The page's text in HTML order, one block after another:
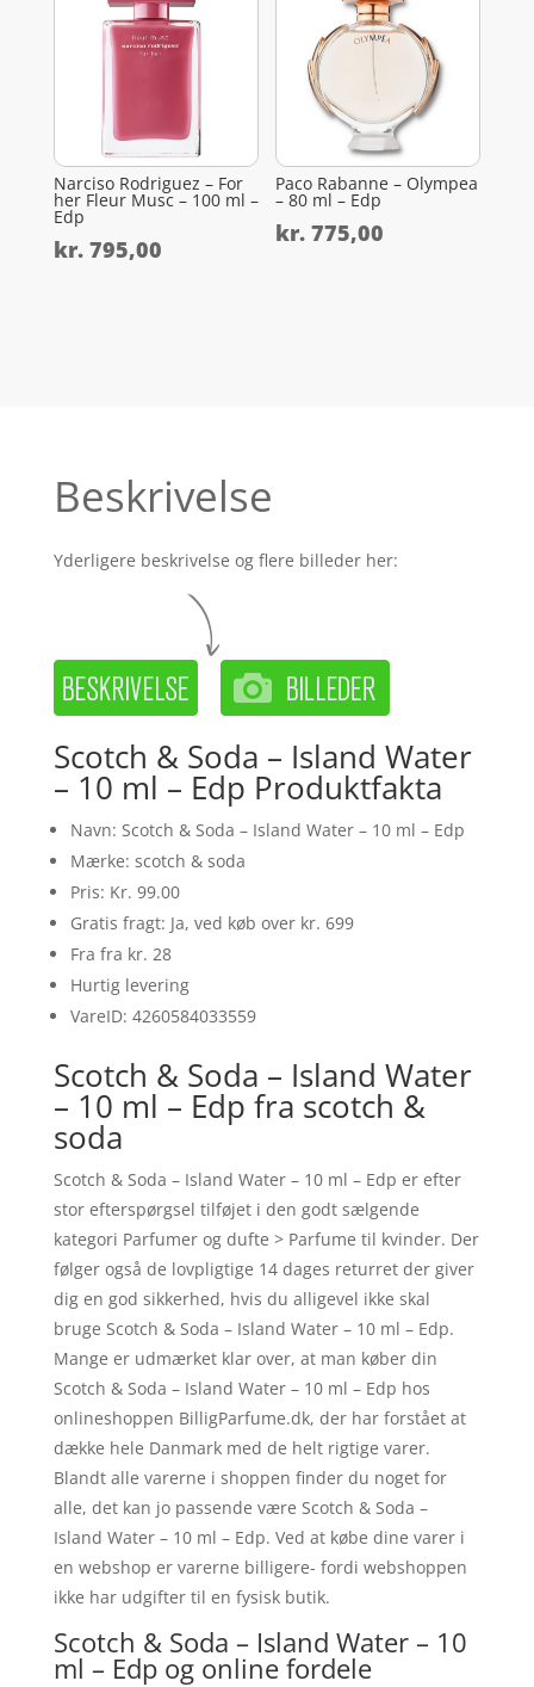
Narciso Rodriguez – For
her Fleur Musc – 100 ml –
Edp
kr.795,00
Paco Rabanne – Olympea
– 80 ml – Edp
kr. 775,00
Beskrivelse
Yderligere beskrivelse og flere billeder her:
Scotch & Soda – Island Water
– 10 ml – Edp Produktfakta
Navn: Scotch & Soda – Island Water – 10 ml – Edp
Mærke: scotch & soda
Pris: Kr. 99.00
Gratis fragt: Ja, ved køb over kr. 699
Fra fra kr. 28
Hurtig levering
VareID: 4260584033559
Scotch & Soda – Island Water
– 10 ml – Edp fra scotch &
soda
Scotch & Soda – Island Water – 10 ml – Edp er efter
stor efterspørgsel tilføjet i den godt sælgende
kategori Parfumer og dufte > Parfume til kvinder. Der
følger også de lovpligtige 14 dages returret der giver
dig en god sikkerhed, hvis du alligevel ikke skal
bruge Scotch & Soda – Island Water – 10 ml – Edp.
Mange er udmærket klar over, at man køber din
Scotch & Soda – Island Water – 10 ml – Edp hos
onlineshoppen BilligParfume.dk, der har forstået at
dække hele Danmark med de helt rigtige varer.
Blandt alle varerne i shoppen finder du noget for
alle, det kan jo passende være Scotch & Soda –
Island Water – 10 ml – Edp. Ved at købe dine varer i
en webshop er varerne billigere- fordi webshoppen
ikke har udgifter til en fysisk butik.
Scotch & Soda – Island Water – 10
ml – Edp og online fordele